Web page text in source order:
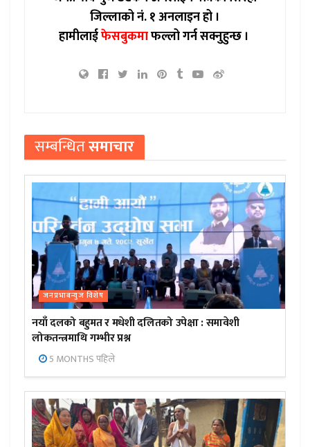
जिल्लाको नं. १ अनलाइन हो ।
हामीलाईफेसबुकमाफल्लो गर्न सक्नुहुन्छ ।
सम्बन्धितसमाचार
जनप्रभाबन्युज विशेष
नयाँ दलको बहुमत र मधेशी दलितको उपेक्षा : समावेशी
लोकतन्त्रमाथि गम्भीर प्रश्न
5 MONTHS पहिले